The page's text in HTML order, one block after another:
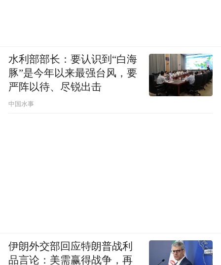
水利部部长：要认识到“白海
豚”是今年以来最强台风，要
严阵以待、尽锐出击
中国水事
伊朗外交部回应特朗普战利
品言论：美需赢得战争，再